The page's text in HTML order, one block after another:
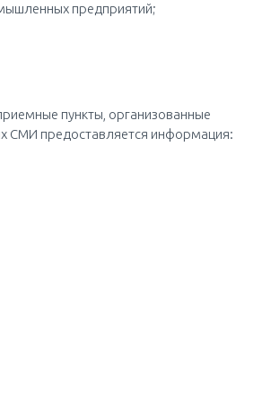
предприятий;
пункты, организованные
СМИ предоставляется информация: